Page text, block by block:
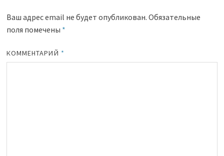
Ваш адрес email не будет опубликован. Обязательные
поля помечены *
КОММЕНТАРИЙ *